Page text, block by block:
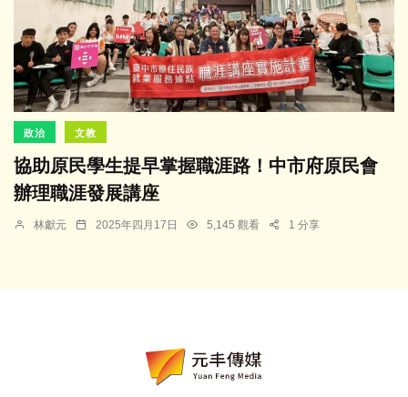
政治 文教
協助原民學生提早掌握職涯路！中市府原民會
辦理職涯發展講座
林獻元 2025年四月17日 5,145 觀看 1 分享